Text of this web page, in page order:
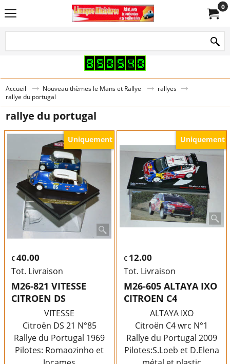
0
Accueil Nouveau thèmes le Mans et Rallye
rallyes
rallye du portugal
rallye du portugal
Uniquement
€40.00
Tot. Livraison
M26-821 VITESSE
CITROEN DS
VITESSE
Citroën DS 21 N°85
Rallye du Portugal 1969
Pilotes: Romaozinho et
Uniquement
€ 12.00
Tot. Livraison
M26-605 ALTAYA IXO
CITROEN C4
ALTAYA IXO
Citroën C4 wrc N°1
Rallye du Portugal 2009
Pilotes:S.Loeb et D.Elena